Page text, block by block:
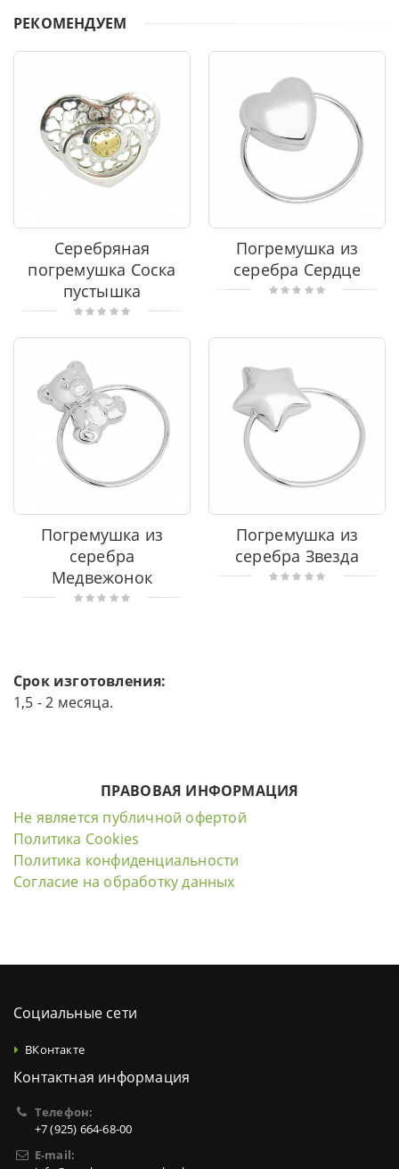
РЕКОМЕНДУЕМ
Серебряная
погремушка Соска
пустышка
Погремушка из
серебра Сердце
Погремушка из
серебра
Медвежонок
Погремушка из
серебра Звезда
Срок изготовления:
1,5 - 2 месяца.
ПРАВОВАЯ ИНФОРМАЦИЯ
Не является публичной офертой
Политика Cookies
Политика конфиденциальности
Согласие на обработку данных
Социальные сети
ВКонтакте
Контактная информация
Телефон:
+7 (925) 664-68-00
E-mail: